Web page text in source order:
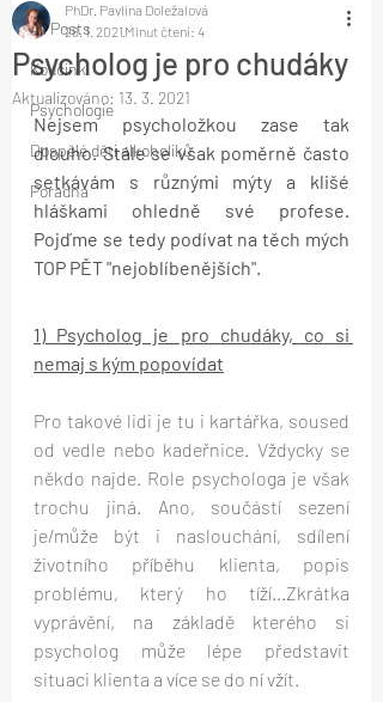
All Posts
Koučink
Psychologie
Dospělé děti alkoholiků
Poradna
Psycholog je pro chudáky
PhDr. Pavlína Doležalová
28. 1. 2021 Minut čtení: 4
Aktualizováno: 13. 3. 2021
Nejsem psycholožkou zase tak
dlouho. Stále se však poměrně často
setkávám s různými mýty a klišé
hláškami ohledně své profese.
Pojďme se tedy podívat na těch mých
TOP PĚT "nejoblíbenějších".
1) Psycholog je pro chudáky, co si
nemaj s kým popovídat
Pro takové lidi je tu i kartářka, soused
od vedle nebo kadeřnice. Vždycky se
někdo najde. Role psychologa je však
trochu jiná. Ano, součástí sezení
je/může být i naslouchání, sdílení
životního příběhu klienta, popis
problému, který ho tíží...Zkrátka
vyprávění, na základě kterého si
psycholog může lépe představit
situaci klienta a více se do ní vžít.